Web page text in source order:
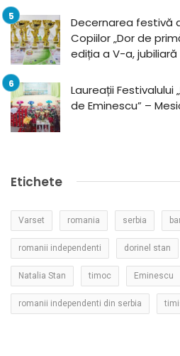
Decernarea festivă
Copiilor „Dor de
ediția a V-a, jubiliară
Laureații Festivalului
de Eminescu” –
Etichete
Varset romania serbia
romanii independenti dorinel stan
Natalia Stan timoc Eminescu
romanii independenti din serbia